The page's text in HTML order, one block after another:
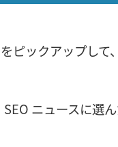
ピックアップして
ニュースに選